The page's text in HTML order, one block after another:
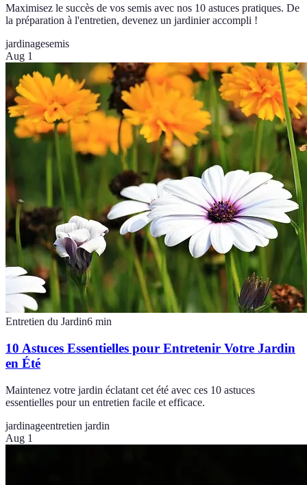
Maximisez le succès de vos semis avec nos 10 astuces pratiques. De
la préparation à l'entretien, devenez un jardinier accompli !
jardinagesemis
Aug 1
Entretien du Jardin6 min
10 Astuces Essentielles pour Entretenir Votre Jardin
en Été
Maintenez votre jardin éclatant cet été avec ces 10 astuces
essentielles pour un entretien facile et efficace.
jardinageentretien jardin
Aug 1